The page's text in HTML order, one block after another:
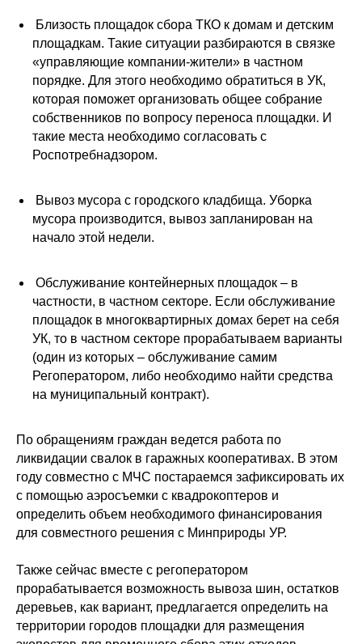
Близость площадок сбора ТКО к домам и детским
площадкам. Такие ситуации разбираются в связке
«управляющие компании-жители» в частном
порядке. Для этого необходимо обратиться в УК,
которая поможет организовать общее собрание
собственников по вопросу переноса площадки. И
такие места необходимо согласовать с
Роспотребнадзором.
Вывоз мусора с городского кладбища. Уборка
мусора производится, вывоз запланирован на
начало этой недели.
Обслуживание контейнерных площадок – в
частности, в частном секторе. Если обслуживание
площадок в многоквартирных домах берет на себя
УК, то в частном секторе прорабатываем варианты
(один из которых – обслуживание самим
Регоператором, либо необходимо найти средства
на муниципальный контракт).
По обращениям граждан ведется работа по
ликвидации свалок в гаражных кооперативах. В этом
году совместно с МЧС постараемся зафиксировать их
с помощью аэросъемки с квадрокоптеров и
определить объем необходимого финансирования
для совместного решения с Минприроды УР.
Также сейчас вместе с регоператором
прорабатывается возможность вывоза шин, остатков
деревьев, как вариант, предлагается определить на
территории городов площадки для размещения